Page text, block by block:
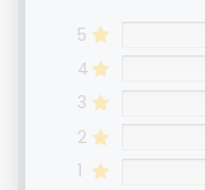
5
4
3
2
1